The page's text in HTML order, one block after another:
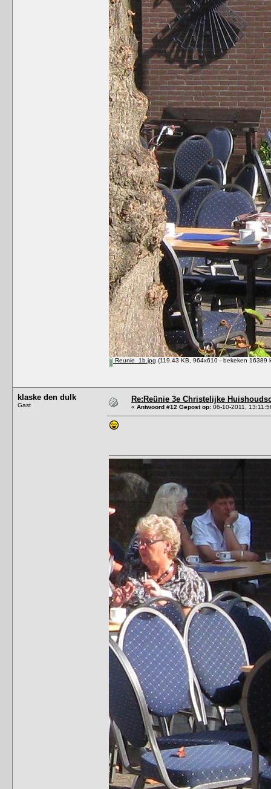
Reunie_1b.jpg (119.43 KB, 964x610 - bekeken 16389
klaske den dulk
Gast
Re:Reünie 3e Christelijke
« Antwoord #12 Gepost op: 06-10-2011,